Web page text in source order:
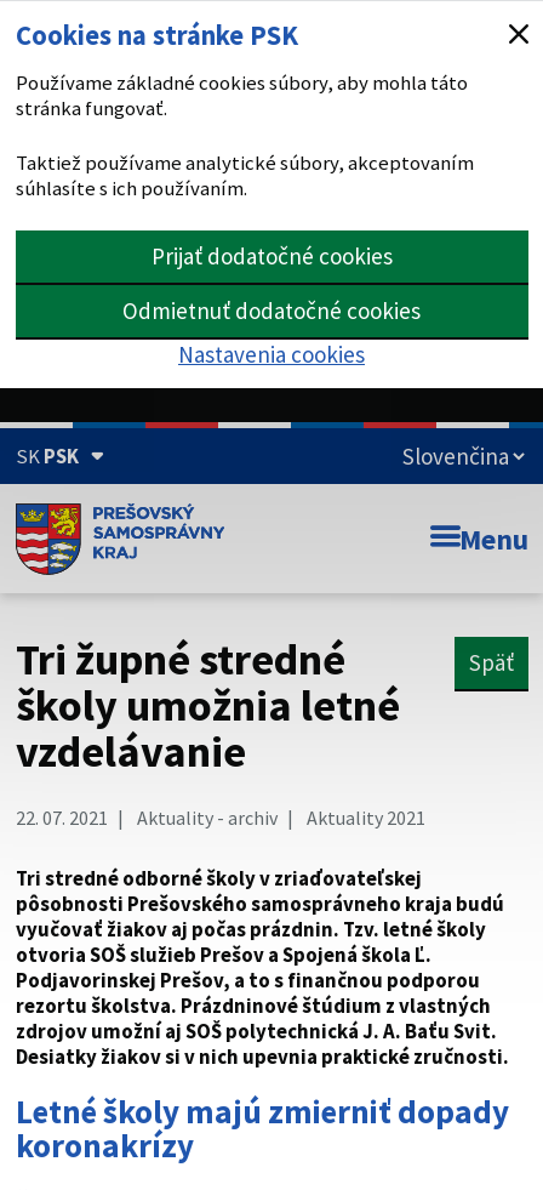
Cookies na stránke PSK
Používame základné cookies súbory, aby mohla táto
stránka fungovať.
Taktiež používame analytické súbory, akceptovaním
súhlasíte s ich používaním.
Prijať dodatočné cookies
Odmietnuť dodatočné cookies
Nastavenia cookies
SKPSK
Doména psk.sk je oficiálna
Toto je oficiálna webová stránka Prešovského
Táto stránka je zabezpečená
Buďte pozorní a vždy sa uistite, že zdieľate informácie iba
cez zabezpečenú webovú stránku. Zabezpečená stránka
Menu
Tri župné stredné
školy umožnia letné
vzdelávanie
Späť
22. 07. 2021 Aktuality - archiv Aktuality 2021
Tri stredné odborné školy v zriaďovateľskej
pôsobnosti Prešovského samosprávneho kraja budú
vyučovať žiakov aj počas prázdnin. Tzv. letné školy
otvoria SOŠ služieb Prešov a Spojená škola Ľ.
Podjavorinskej Prešov, a to s finančnou podporou
rezortu školstva. Prázdninové štúdium z vlastných
zdrojov umožní aj SOŠ polytechnická J. A. Baťu Svit.
Desiatky žiakov si v nich upevnia praktické zručnosti.
Letné školy majú zmierniť dopady
koronakrízy